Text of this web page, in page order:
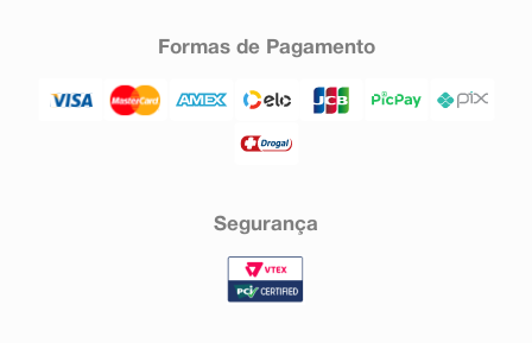
Formas de Pagamento
Segurança